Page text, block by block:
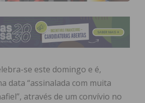
se este domingo e é,
data “assinalada com muita
através de um convívio no